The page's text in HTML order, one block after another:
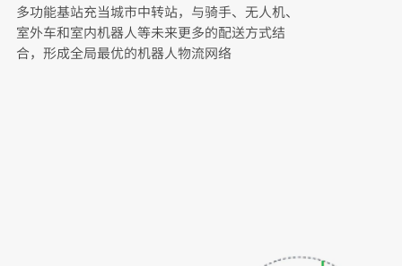
多功能基站充当城市中转站，与骑手、无人机、
室外车和室内机器人等未来更多的配送方式结
合，形成全局最优的机器人物流网络